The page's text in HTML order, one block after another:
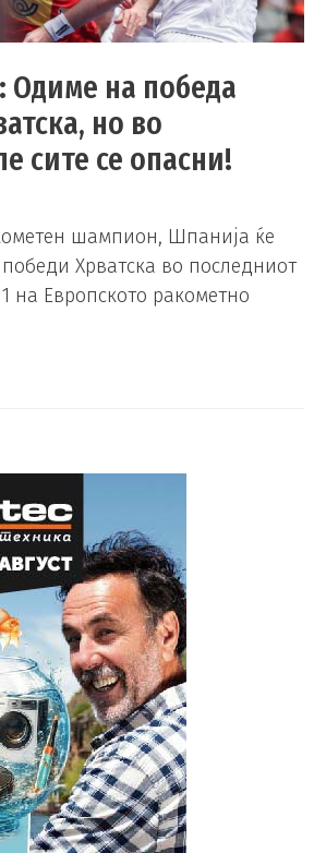
Одиме на победа
но во
сите се опасни!
шампион, Шпанија ќе
победи Хрватска во последниот
на Европското ракометно